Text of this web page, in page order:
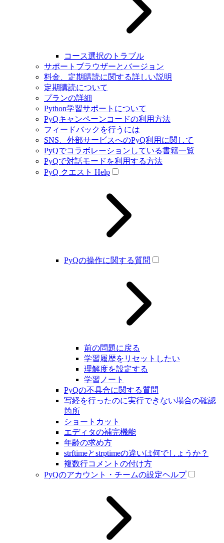
コース選択のトラブル
サポートブラウザーとバージョン
料金、定期購読に関する詳しい説明
定期購読について
プランの詳細
Python学習サポートについて
PyQキャンペーンコードの利用方法
フィードバックを行うには
SNS、外部サービスへのPyQ利用に関して
PyQでコラボレーションしている書籍一覧
PyQで対話モードを利用する方法
PyQ クエスト Help
PyQの操作に関する質問
前の問題に戻る
学習履歴をリセットしたい
理解度を設定する
学習ノート
PyQの不具合に関する質問
写経を行ったのに実行できない場合の確認
箇所
ショートカット
エディタの補完機能
年齢の求め方
strftimeとstrptimeの違いは何でしょうか？
複数行コメントの付け方
PyQのアカウント・チームの設定ヘルプ